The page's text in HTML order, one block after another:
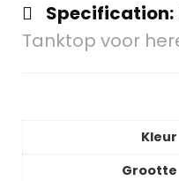
Specification:
Tanktop voor
Kleur
Grootte